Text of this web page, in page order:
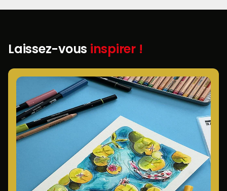
Laissez-vous inspirer !